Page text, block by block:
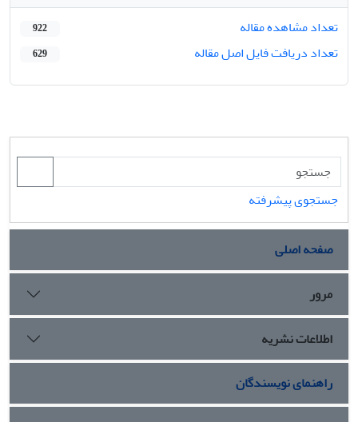
تعداد مشاهده مقاله
922
تعداد دریافت فایل اصل مقاله 629
جستجوی پیشرفته
صفحه اصلی
مرور
اطلاعات نشریه
راهنمای نویسندگان